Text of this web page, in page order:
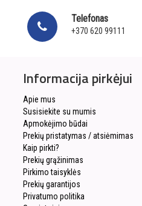
Telefonas
+370 620 99111
Informacija pirkėjui
Apie mus
Susisiekite su mumis
Apmokėjimo būdai
Prekių pristatymas / atsiėmimas
Kaip pirkti?
Prekių grąžinimas
Pirkimo taisyklės
Prekių garantijos
Privatumo politika